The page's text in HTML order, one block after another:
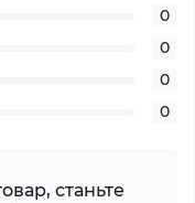
0
0
0
0
станьте